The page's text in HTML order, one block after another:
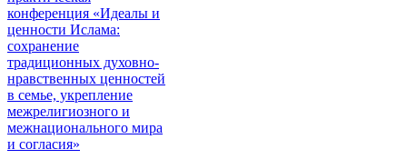
конференция «Идеалы и
ценности Ислама:
сохранение
традиционных духовно-
нравственных ценностей
в семье, укрепление
межрелигиозного и
межнационального мира
и согласия»